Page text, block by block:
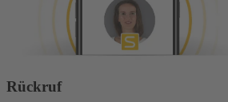
Rückruf